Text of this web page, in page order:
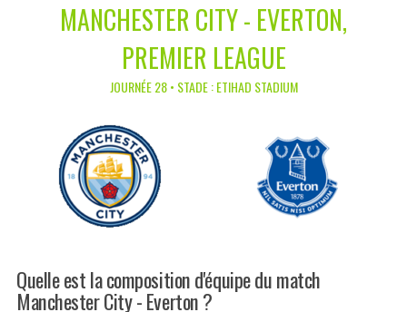
MANCHESTER CITY - EVERTON,
PREMIER LEAGUE
JOURNÉE 28 • STADE : ETIHAD STADIUM
Quelle est la composition d'équipe du match
Manchester City - Everton ?